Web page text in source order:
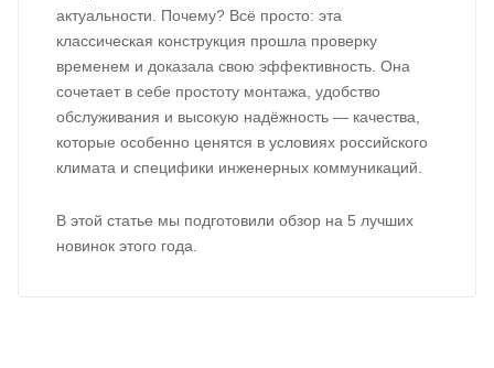
актуальности. Почему? Всё просто: эта
классическая конструкция прошла проверку
временем и доказала свою эффективность. Она
сочетает в себе простоту монтажа, удобство
обслуживания и высокую надёжность — качества,
которые особенно ценятся в условиях российского
климата и специфики инженерных коммуникаций.
В этой статье мы подготовили обзор на 5 лучших
новинок этого года.